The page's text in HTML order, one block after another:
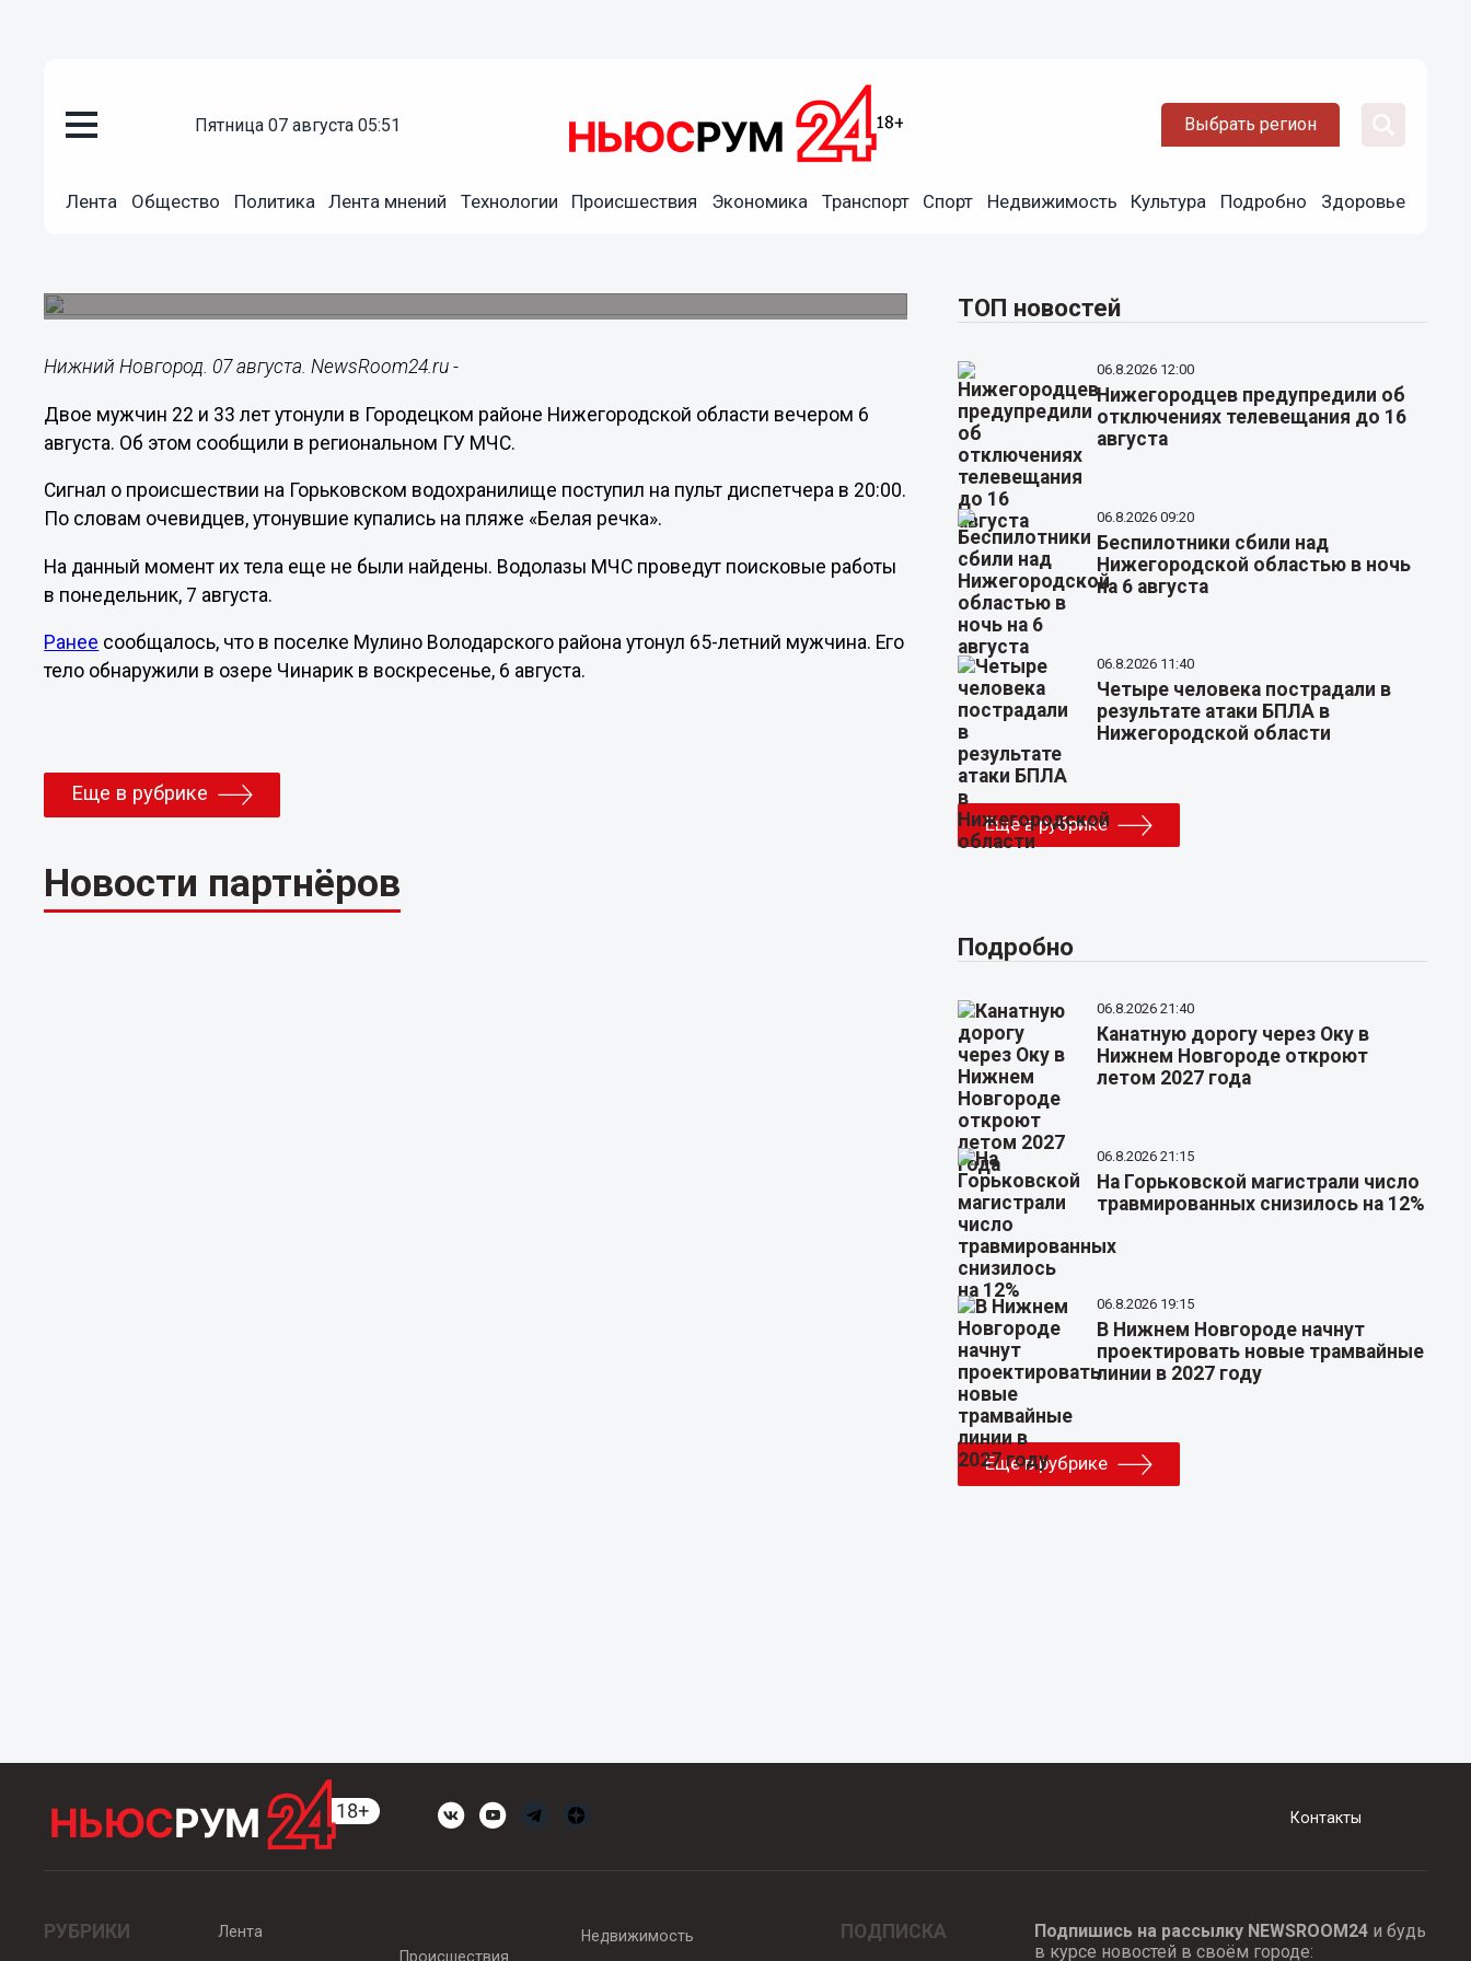
пятница 07 августа 05:51 Выбрать регион
Лента Общество Политика Лента мнений Технологии Происшествия Экономика Транспорт Спорт Недвижимость Культура Подробно Здоровье
Двое мужчин утонули на Горьковском водохранилище в
Нижний Новгород. 07 августа. NewsRoom24.ru -
Двое мужчин 22 и 33 лет утонули в Городецком районе Нижегородской области вечером 6
августа. Об этом сообщили в региональном ГУ МЧС.
Сигнал о происшествии на Горьковском водохранилище поступил на пульт диспетчера в 20:00.
По словам очевидцев, утонувшие купались на пляже «Белая речка».
На данный момент их тела еще не были найдены. Водолазы МЧС проведут поисковые работы
в понедельник, 7 августа.
Ранее сообщалось, что в поселке Мулино Володарского района утонул 65-летний мужчина. Его
тело обнаружили в озере Чинарик в воскресенье, 6 августа.
Еще в рубрике
Новости партнёров
ТОП новостей
06.8.2026 12:00
Нижегородцев предупредили об
отключениях телевещания до 16
августа
06.8.2026 09:20
Беспилотники сбили над
Нижегородской областью в ночь
на 6 августа
06.8.2026 11:40
Четыре человека пострадали в
результате атаки БПЛА в
Нижегородской области
Еще в рубрике
Подробно
06.8.2026 21:40
Канатную дорогу через Оку в
Нижнем Новгороде откроют
летом 2027 года
06.8.2026 21:15
На Горьковской магистрали число
травмированных снизилось на 12%
06.8.2026 19:15
В Нижнем Новгороде начнут
проектировать новые трамвайные
линии в 2027 году
Еще в рубрике
Контакты
РУБРИКИ
Лента
Происшествия
Недвижимость ПОДПИСКА Подпишись на рассылку NEWSROOM24и будь
в курсе новостей в своём городе: